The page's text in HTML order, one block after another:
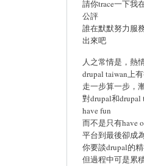
請你trace一下我
公評
誰在默默努力服
出來吧
人之常情是，熱
drupal taiwan上
走一步算一步，
對drupal和drupal
have fun
而不是只有have
平台到最後卻成
你要談drupal的
但過程中可是累